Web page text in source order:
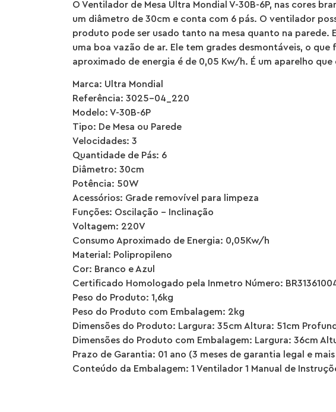
O Ventilador de Mesa Ultra Mondial V-30B-6P, nas cores
um diâmetro de 30cm e conta com 6 pás. O ventilador
produto pode ser usado tanto na mesa quanto na
uma boa vazão de ar. Ele tem grades desmontáveis, o
aproximado de energia é de 0,05 Kw/h. É um aparelho
Marca: Ultra Mondial
Referência: 3025-04_220
Modelo: V-30B-6P
Tipo: De Mesa ou Parede
Velocidades: 3
Quantidade de Pás: 6
Diâmetro: 30cm
Potência: 50W
Acessórios: Grade removível para limpeza
Funções: Oscilação – Inclinação
Voltagem: 220V
Consumo Aproximado de Energia: 0,05Kw/h
Material: Polipropileno
Cor: Branco e Azul
Certificado Homologado pela Inmetro Número:
Peso do Produto: 1,6kg
Peso do Produto com Embalagem: 2kg
Dimensões do Produto: Largura: 35cm Altura: 51cm
Dimensões do Produto com Embalagem: Largura: 36cm
Prazo de Garantia: 01 ano (3 meses de garantia legal e
Conteúdo da Embalagem: 1 Ventilador 1 Manual de